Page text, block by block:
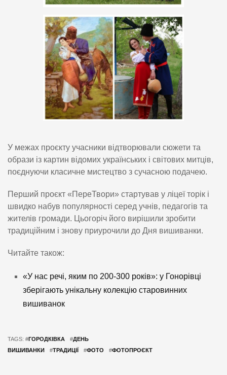
У межах проєкту учасники відтворювали сюжети та
образи із картин відомих українських і світових митців,
поєднуючи класичне мистецтво з сучасною подачею.
Перший проєкт «ПереТвори» стартував у ліцеї торік і
швидко набув популярності серед учнів, педагогів та
жителів громади. Цьогоріч його вирішили зробити
традиційним і знову приурочили до Дня вишиванки.
Читайте також:
«У нас речі, яким по 200-300 років»: у Гонорівці
зберігають унікальну колекцію старовинних
вишиванок
TAGS: #ГОРОДКІВКА #ДЕНЬ
ВИШИВАНКИ
#ТРАДИЦІЇ #ФОТО #ФОТОПРОЄКТ